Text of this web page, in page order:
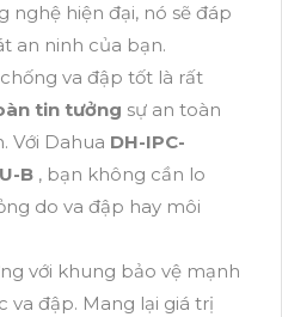
nghệ hiện đại, nó sẽ đáp
an ninh của bạn.
va đập tốt là rất
tin tưởng sự an toàn
Với Dahua DH-IPC-
B , bạn không cần lo
do va đập hay môi
với khung bảo vệ mạnh
va đập. Mang lại giá trị